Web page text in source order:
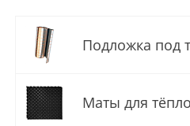
Подложка под
Маты для